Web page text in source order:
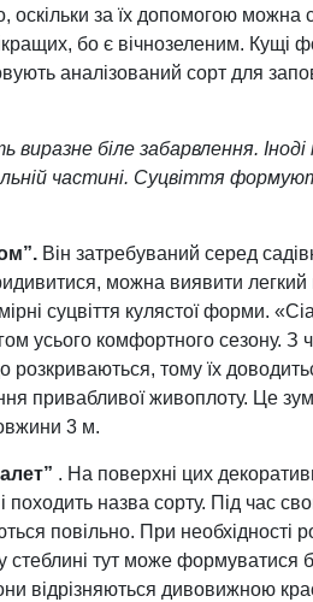
оскільки за їх допомогою
бо є вічнозеленим. Кущі
аналізований сорт для
біле забарвлення.
частині. Суцвіття
Він затребуваний серед
можна виявити легкий
суцвіття кулястої форми.
усього комфортного сезону. З
розкриваються, тому їх
привабливої живоплоту. Це
3 м.
. На поверхні цих
і походить назва сорту. Під час
повільно. При необхідності
тут може формуватися
відрізняються дивовижною